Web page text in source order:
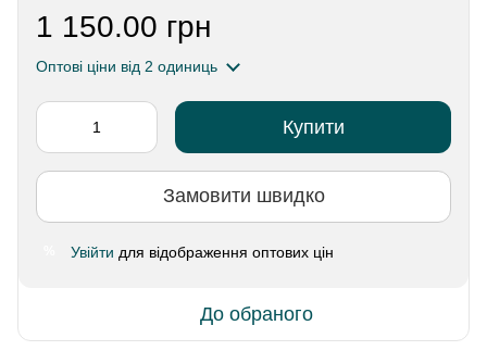
1 150.00 грн
Оптові ціни від 2 одиниць
Купити
Замовити швидко
Увійти для відображення оптових цін
До обраного